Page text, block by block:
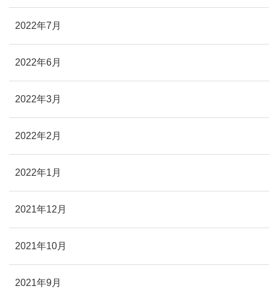
2022年7月
2022年6月
2022年3月
2022年2月
2022年1月
2021年12月
2021年10月
2021年9月